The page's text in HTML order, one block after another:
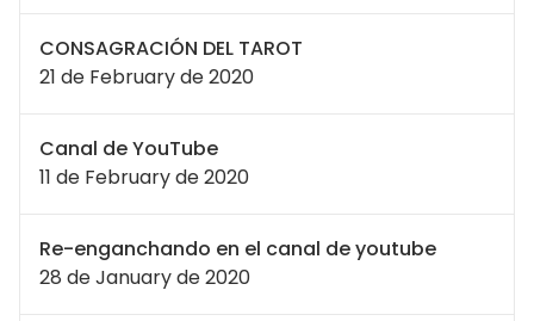
CONSAGRACIÓN DEL TAROT
21 de February de 2020
Canal de YouTube
11 de February de 2020
Re-enganchando en el canal de youtube
28 de January de 2020